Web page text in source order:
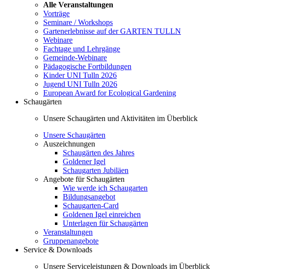
Alle Veranstaltungen
Vorträge
Seminare / Workshops
Gartenerlebnisse auf der GARTEN TULLN
Webinare
Fachtage und Lehrgänge
Gemeinde-Webinare
Pädagogische Fortbildungen
Kinder UNI Tulln 2026
Jugend UNI Tulln 2026
European Award for Ecological Gardening
Schaugärten
Unsere Schaugärten und Aktivitäten im Überblick
Unsere Schaugärten
Auszeichnungen
Schaugärten des Jahres
Goldener Igel
Schaugarten Jubiläen
Angebote für Schaugärten
Wie werde ich Schaugarten
Bildungsangebot
Schaugarten-Card
Goldenen Igel einreichen
Unterlagen für Schaugärten
Veranstaltungen
Gruppenangebote
Service & Downloads
Unsere Serviceleistungen & Downloads im Überblick